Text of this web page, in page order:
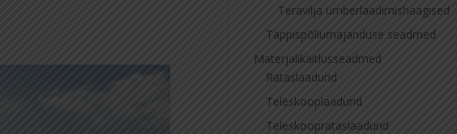
Teravilja ümberlaadimishaagised
Täppispõllumajanduse seadmed
Materjalikäitlusseadmed
Rataslaadurid
Teleskooplaadurid
Teleskooprataslaadurid